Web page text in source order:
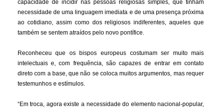
capacidade de incidir nas pessoas religiosas simples, que tinham
necessidade de uma linguagem imediata e de uma presença próxima
ao cotidiano, assim como dos religiosos indiferentes, aqueles que
também se sentem atraídos pelo novo pontífice.
Reconheceu que os bispos europeus costumam ser muito mais
intelectuais e, com frequência, são capazes de entrar em contato
direto com a base, que não se coloca muitos argumentos, mas requer
testemunhos e estímulos.
“Em troca, agora existe a necessidade do elemento nacional-popular,